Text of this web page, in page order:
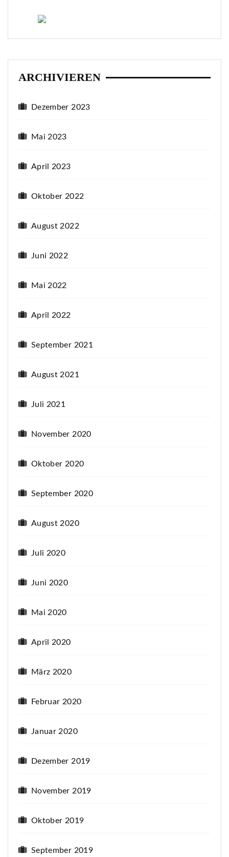
ARCHIVIEREN
Dezember 2023
Mai 2023
April 2023
Oktober 2022
August 2022
Juni 2022
Mai 2022
April 2022
September 2021
August 2021
Juli 2021
November 2020
Oktober 2020
September 2020
August 2020
Juli 2020
Juni 2020
Mai 2020
April 2020
März 2020
Februar 2020
Januar 2020
Dezember 2019
November 2019
Oktober 2019
September 2019